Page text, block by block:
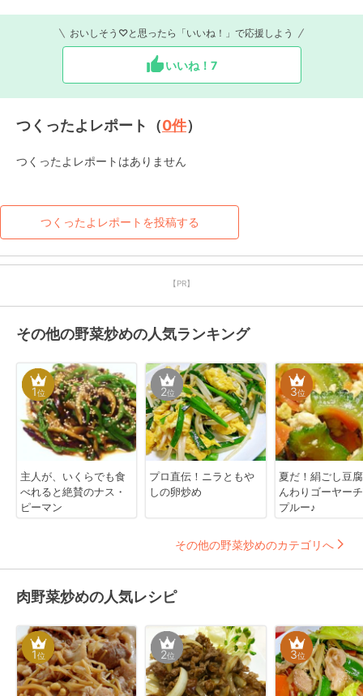
おいしそう♡と思ったら「いいね！」で応援しよう
いいね！ 7
つくったよレポート（0件）
つくったよレポートはありません
つくったよレポートを投稿する
【PR】
その他の野菜炒めの人気ランキング
1位
主人が、いくらでも食
べれると絶賛のナス・
ピーマン
2位
プロ直伝！ニラともや
しの卵炒め
3位
夏だ！絹ごし豆
んわりゴーヤー
プルー♪
その他の野菜炒めのカテゴリへ
肉野菜炒めの人気レシピ
1位 2位 3位